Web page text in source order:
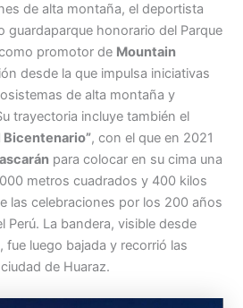
de alta montaña, el deportista
guardaparque honorario del Parque
promotor de Mountain
desde la que impulsa iniciativas
de alta montaña y
trayectoria incluye también el
Bicentenario”, con el que en 2021
para colocar en su cima una
metros cuadrados y 400 kilos
las celebraciones por los 200 años
Perú. La bandera, visible desde
luego bajada y recorrió las
de Huaraz.